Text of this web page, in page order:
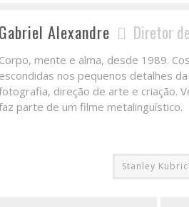
Gabriel Alexandre Diretor
Corpo, mente e alma, desde 1989.
escondidas nos pequenos detalhes
direção de arte e criação.
parte de um filme metalinguístico.
Stanley